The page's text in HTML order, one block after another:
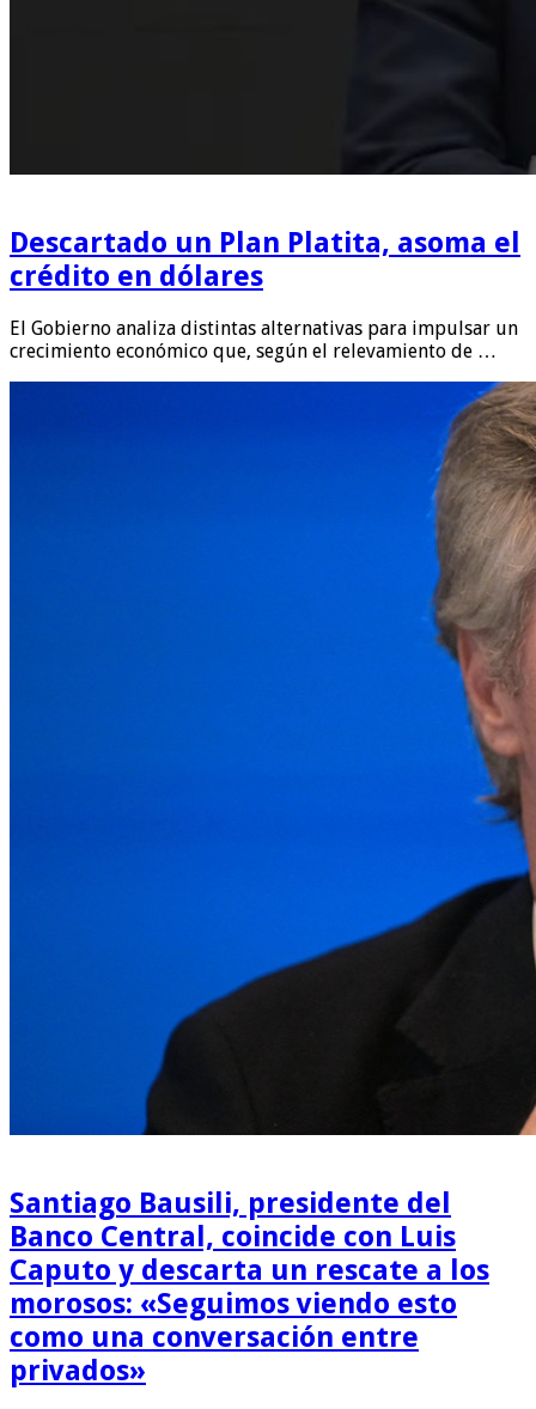
Descartado un Plan Platita, asoma el
crédito en dólares
El Gobierno analiza distintas alternativas para impulsar un
crecimiento económico que, según el relevamiento de …
Santiago Bausili, presidente del
Banco Central, coincide con Luis
Caputo y descarta un rescate a los
morosos: «Seguimos viendo esto
como una conversación entre
privados»